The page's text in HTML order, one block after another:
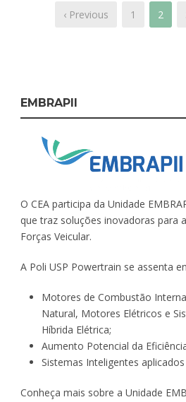
‹ Previous 1 2
EMBRAPII
O CEA participa da Unidade
que traz soluções inovadoras para
Forças Veicular.
A Poli USP Powertrain se assenta
Motores de Combustão
Natural, Motores Elétricos e
Híbrida Elétrica;
Aumento Potencial da
Sistemas Inteligentes
Conheça mais sobre a Unidade